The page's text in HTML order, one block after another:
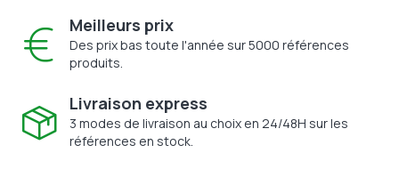
Meilleurs prix
Des prix bas toute l'année sur 5000 références
produits.
Livraison express
3 modes de livraison au choix en 24/48H sur les
références en stock.